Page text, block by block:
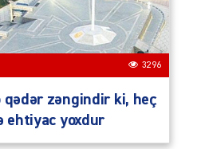
3296
qədər zəngindir ki, heç
ehtiyac yoxdur